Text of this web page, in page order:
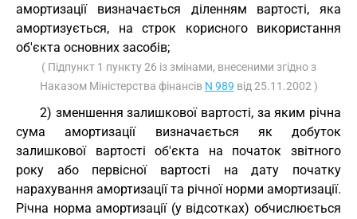
амортизації визначається діленням вартості, яка
амортизується, на строк корисного використання
об'єкта основних засобів;
( Підпункт 1 пункту 26 із змінами, внесеними згідно з
Наказом Міністерства фінансів N 989 від 25.11.2002 )
2) зменшення залишкової вартості, за яким річна
сума амортизації визначається як добуток
залишкової вартості об'єкта на початок звітного
року або первісної вартості на дату початку
нарахування амортизації та річної норми амортизації.
Річна норма амортизації (у відсотках) обчислюється